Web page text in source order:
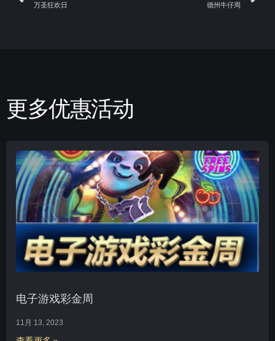
万圣狂欢日 德州牛仔周
更多优惠活动
电子游戏彩金周
11月 13, 2023